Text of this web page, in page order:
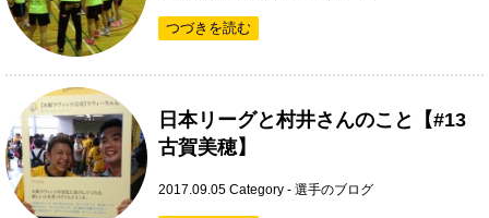
つづきを読む
日本リーグと村井さんのこと【#13
古賀美穂】
2017.09.05 Category - 選手のブログ